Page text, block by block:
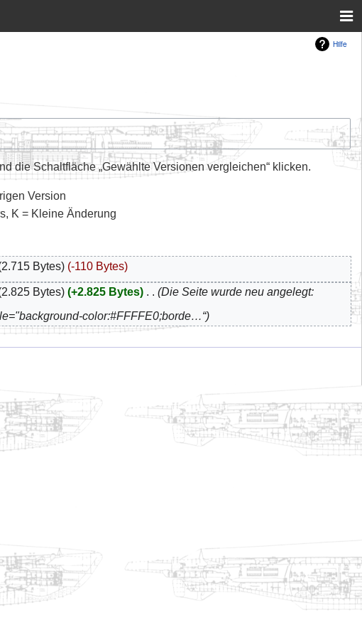
Hilfe
die Schaltfläche „Gewählte Versionen vergleichen“ klicken.
Version
K = Kleine Änderung
2.715 Bytes -110 Bytes
2.825 Bytes +2.825 Bytes
Die Seite wurde neu angelegt:
color:#FFFFE0;borde…“